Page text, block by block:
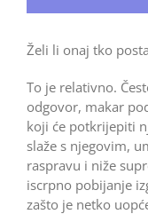
Želi li onaj tko
To je relativno.
odgovor, makar
koji će potkrijepiti
slaže s njegovim,
raspravu i niže
iscrpno pobijanje
zašto je netko